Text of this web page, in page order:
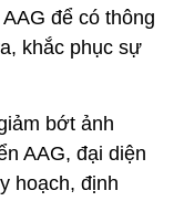
để có thông
khắc phục sự
bớt ảnh
AAG, đại diện
hoạch, định